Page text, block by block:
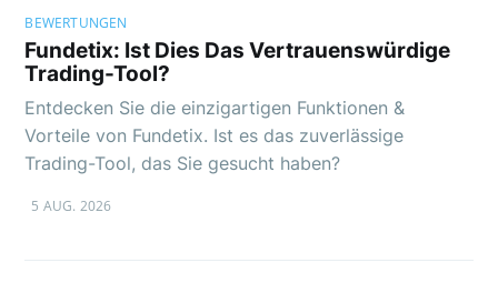
BEWERTUNGEN
Fundetix: Ist Dies Das Vertrauenswürdige
Trading-Tool?
Entdecken Sie die einzigartigen Funktionen &
Vorteile von Fundetix. Ist es das zuverlässige
Trading-Tool, das Sie gesucht haben?
5 AUG. 2026